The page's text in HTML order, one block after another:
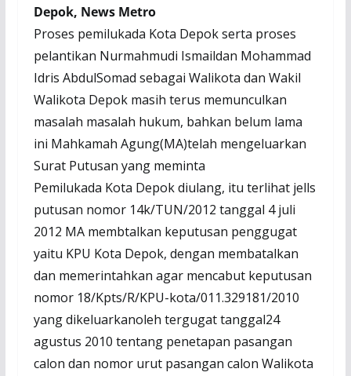
Depok, News Metro
Proses pemilukada Kota Depok serta proses
pelantikan Nurmahmudi Ismaildan Mohammad
Idris AbdulSomad sebagai Walikota dan Wakil
Walikota Depok masih terus memunculkan
masalah masalah hukum, bahkan belum lama
ini Mahkamah Agung(MA)telah mengeluarkan
Surat Putusan yang meminta
Pemilukada Kota Depok diulang, itu terlihat jells
putusan nomor 14k/TUN/2012 tanggal 4 juli
2012 MA membtalkan keputusan penggugat
yaitu KPU Kota Depok, dengan membatalkan
dan memerintahkan agar mencabut keputusan
nomor 18/Kpts/R/KPU-kota/011.329181/2010
yang dikeluarkanoleh tergugat tanggal24
agustus 2010 tentang penetapan pasangan
calon dan nomor urut pasangan calon Walikota